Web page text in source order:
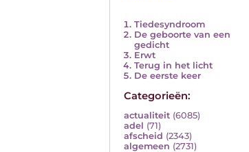
Tiedesyndroom
De geboorte van een
gedicht
Erwt
Terug in het licht
De eerste keer
Categorieën:
actualiteit (6085)
adel (71)
afscheid (2343)
algemeen (2731)